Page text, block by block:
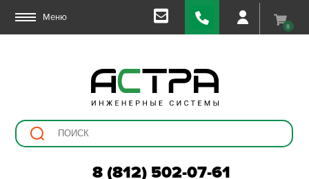
Меню
0
8 (812) 502-07-61